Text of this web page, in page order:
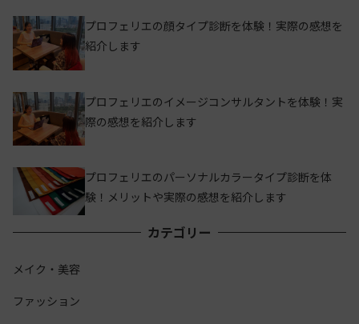
プロフェリエの顔タイプ診断を体験！実際の感想を
紹介します
プロフェリエのイメージコンサルタントを体験！実
際の感想を紹介します
プロフェリエのパーソナルカラータイプ診断を体
験！メリットや実際の感想を紹介します
カテゴリー
メイク・美容
ファッション